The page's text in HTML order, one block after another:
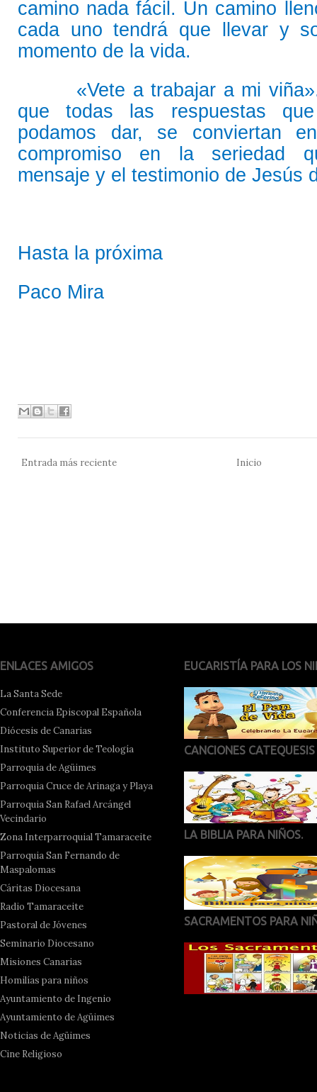
camino nada fácil. Un camino
cada uno tendrá que llevar y
momento de la vida.
«Vete a trabajar a mi viña».
que todas las respuestas que
podamos dar, se conviertan
compromiso en la seriedad
mensaje y el testimonio de Jesús
Hasta la próxima
Paco Mira
Entrada más reciente Inicio
ENLACES AMIGOS
La Santa Sede
Conferencia Episcopal Española
Diócesis de Canarias
Instituto Superior de Teología
Parroquia de Agüimes
Parroquia Cruce de Arinaga y Playa
Parroquia San Rafael Arcángel
Vecindario
Zona Interparroquial Tamaraceite
Parroquia San Fernando de
Maspalomas
Cáritas Diocesana
Radio Tamaraceite
Pastoral de Jóvenes
Seminario Diocesano
Misiones Canarias
Homilías para niños
Ayuntamiento de Ingenio
Ayuntamiento de Agüimes
Noticias de Agüimes
Cine Religioso
EUCARISTÍA PARA LOS
CANCIONES CATEQUESIS
LA BIBLIA PARA NIÑOS.
SACRAMENTOS PARA